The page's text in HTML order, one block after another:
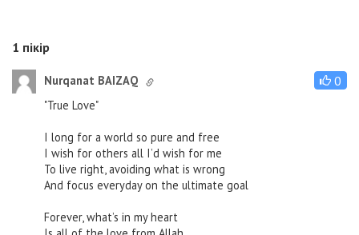
1 пікір
Nurqanat BAIZAQ 0
"True Love"
I long for a world so pure and free
I wish for others all I’d wish for me
To live right, avoiding what is wrong
And focus everyday on the ultimate goal
Forever, what’s in my heart